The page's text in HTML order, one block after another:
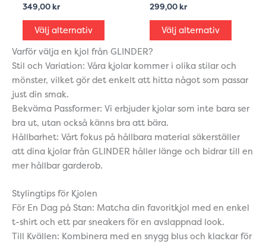
349,00kr
Välj alternativ
kan
väljas
på
produktsidan
299,00kr
Välj alternativ
kan
på
Varför välja en kjol från GLINDER?
Stil och Variation: Våra kjolar kommer i olika stilar och
mönster, vilket gör det enkelt att hitta något som passar
just din smak.
Bekväma Passformer: Vi erbjuder kjolar som inte bara ser
bra ut, utan också känns bra att bära.
Hållbarhet: Vårt fokus på hållbara material säkerställer
att dina kjolar från GLINDER håller länge och bidrar till en
mer hållbar garderob.
Stylingtips för Kjolen
För En Dag på Stan: Matcha din favoritkjol med en enkel
t-shirt och ett par sneakers för en avslappnad look.
Till Kvällen: Kombinera med en snygg blus och klackar för